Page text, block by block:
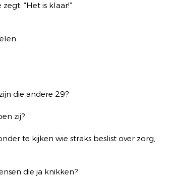
“Het is klaar!”
die andere 29?
zij?
te kijken wie straks beslist over zorg,
die ja knikken?